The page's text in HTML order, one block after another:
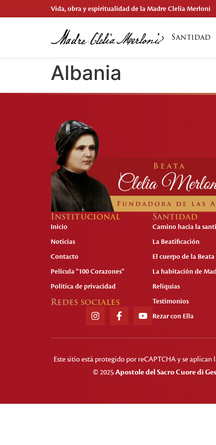
Vida, obra y espiritualidad de la Madre Clelia Merloni
Santidad
Albania
Institucional
Inicio
Noticias
Contacto
Película "100 Corazones"
Política de privacidad
Redes sociales
Santidad
Camino hacia la
La Beatificación
El cuerpo de la Beata
La habitación de
Reliquias
Testimonios
Rezar con Ella
Este sitio está protegido por reCAPTCHA y se aplican
© 2025Apostole del Sacro Cuore di